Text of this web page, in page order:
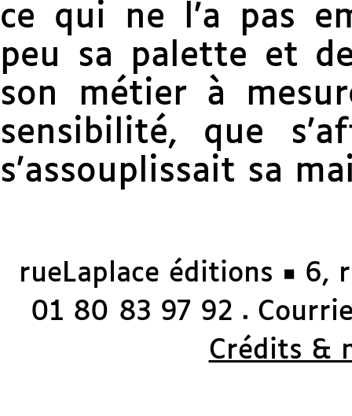
ce qui ne l’a pas
peu sa palette et
son métier à
sensibilité, que
s’assouplissait sa
rueLaplace éditions ◼ 6,
01 80 83 97 92
◼
Crédits &